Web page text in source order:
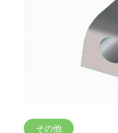
その他